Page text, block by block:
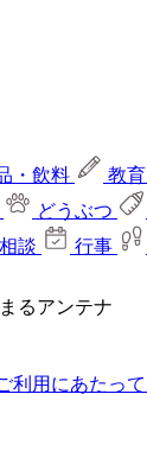
・飲料 教育
どうぶつ
談 行事
るアンテナ
利用にあたって